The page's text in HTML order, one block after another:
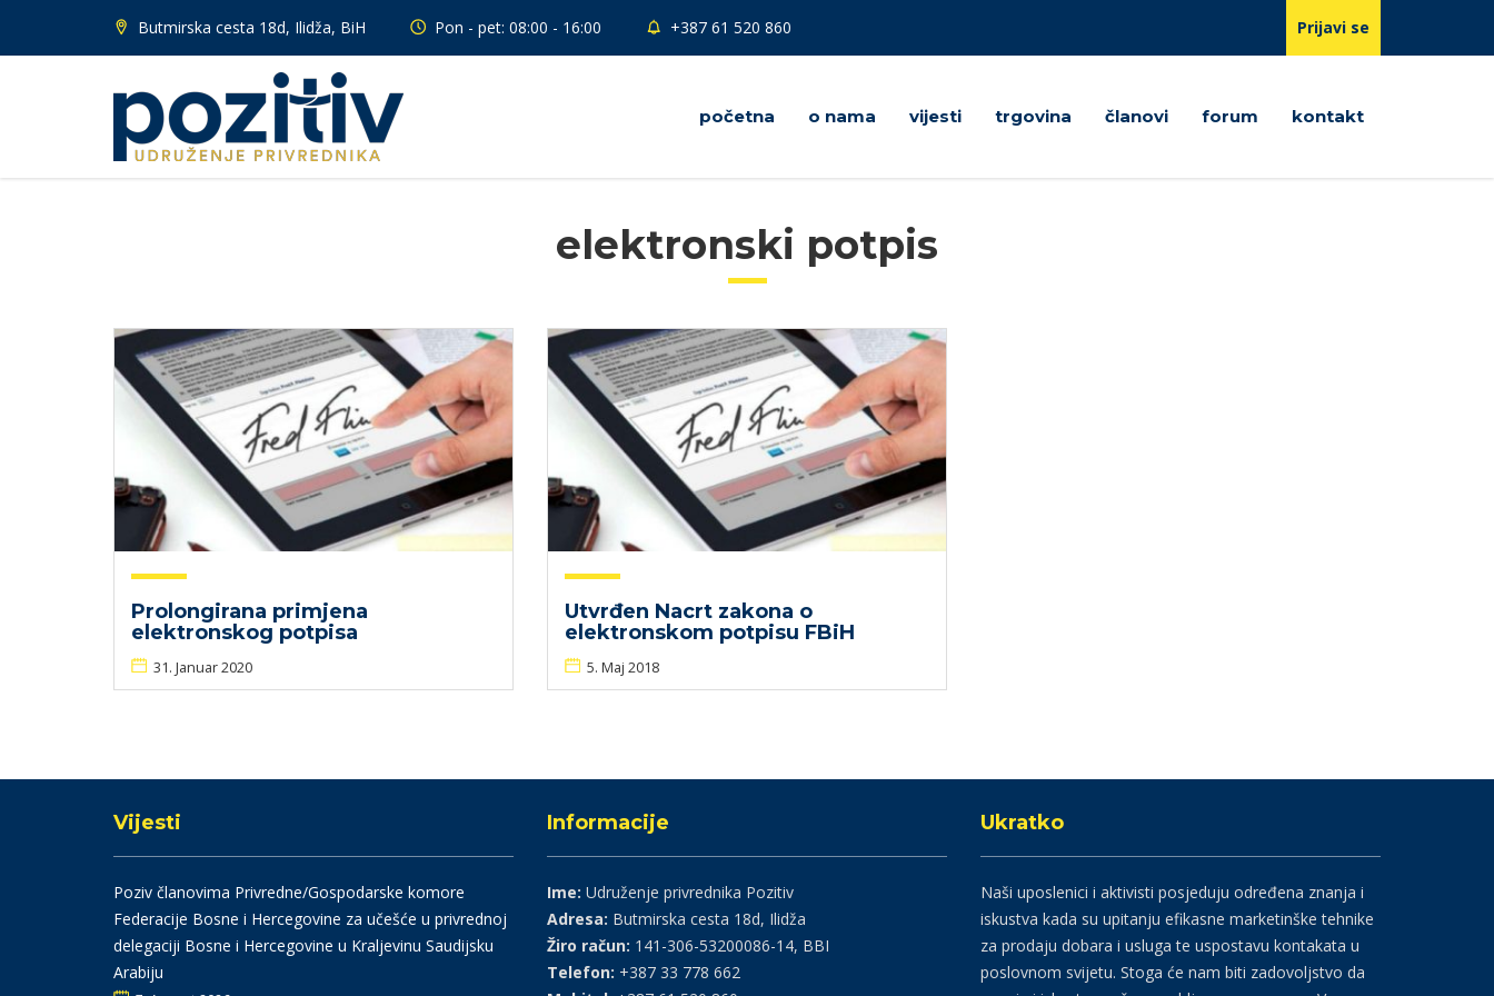
Butmirska cesta 18d, Ilidža, BiH Pon - pet: 08:00 - 16:00 +387 61 520 860 Prijavi se
početna o nama vijesti trgovina članovi forum kontakt
elektronski potpis
Prolongirana primjena
elektronskog potpisa
31. Januar 2020
Utvrđen Nacrt zakona o
elektronskom potpisu FBiH
5. Maj 2018
Vijesti
Poziv članovima Privredne/Gospodarske komore
Federacije Bosne i Hercegovine za učešće u privrednoj
delegaciji Bosne i Hercegovine u Kraljevinu Saudijsku
Arabiju
Informacije
Ime: Udruženje privrednika Pozitiv
Adresa: Butmirska cesta 18d, Ilidža
Žiro račun: 141-306-53200086-14, BBI
Telefon: +387 33 778 662
Ukratko
Naši uposlenici i aktivisti posjeduju određena znanja i
iskustva kada su upitanju efikasne marketinške tehnike
za prodaju dobara i usluga te uspostavu kontakata u
poslovnom svijetu. Stoga će nam biti zadovoljstvo da